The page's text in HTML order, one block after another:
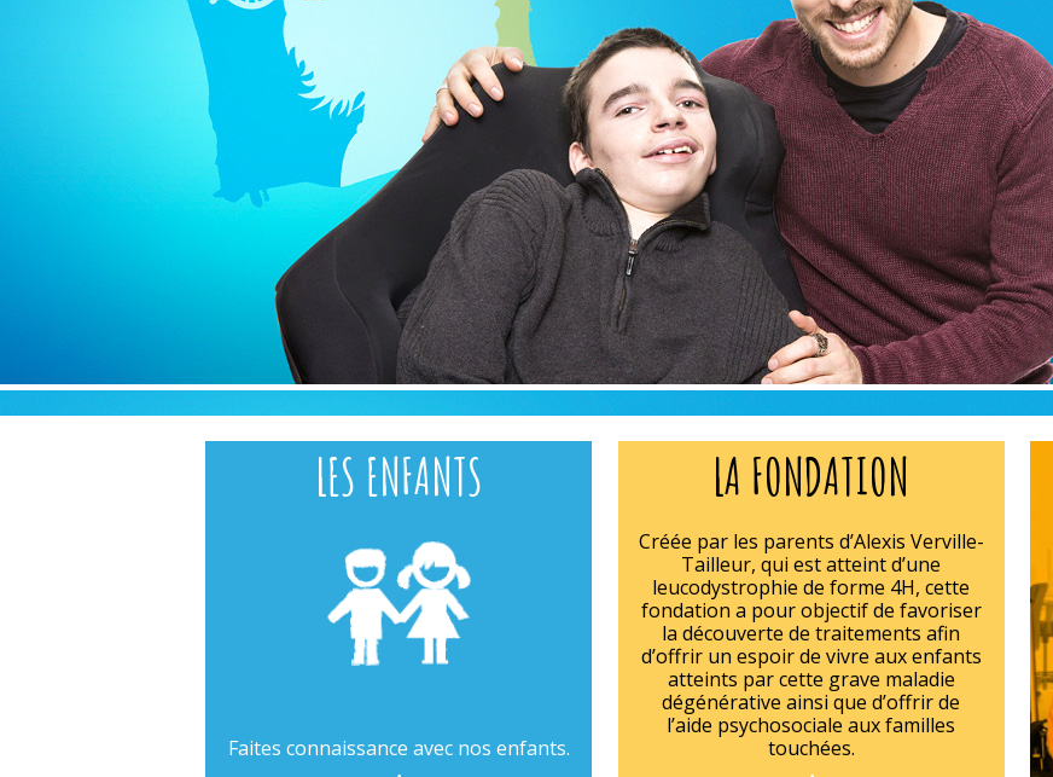
LES ENFANTS
Faites connaissance avec nos enfants.
LA FONDATION
Créée par les parents d’Alexis Verville-
Tailleur, qui est atteint d’une
leucodystrophie de forme 4H, cette
fondation a pour objectif de favoriser
la découverte de traitements afin
d’offrir un espoir de vivre aux enfants
atteints par cette grave maladie
dégénérative ainsi que d’offrir de
l’aide psychosociale aux familles
touchées.